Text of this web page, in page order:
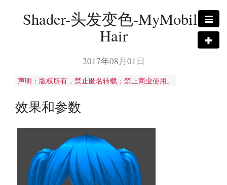
Shader-头发变色-MyMobile
Hair
2017年08月01日
声明：版权所有，禁止匿名转载；禁止商业使用。
效果和参数